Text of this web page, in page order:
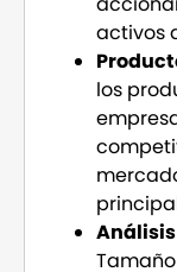
activos
los